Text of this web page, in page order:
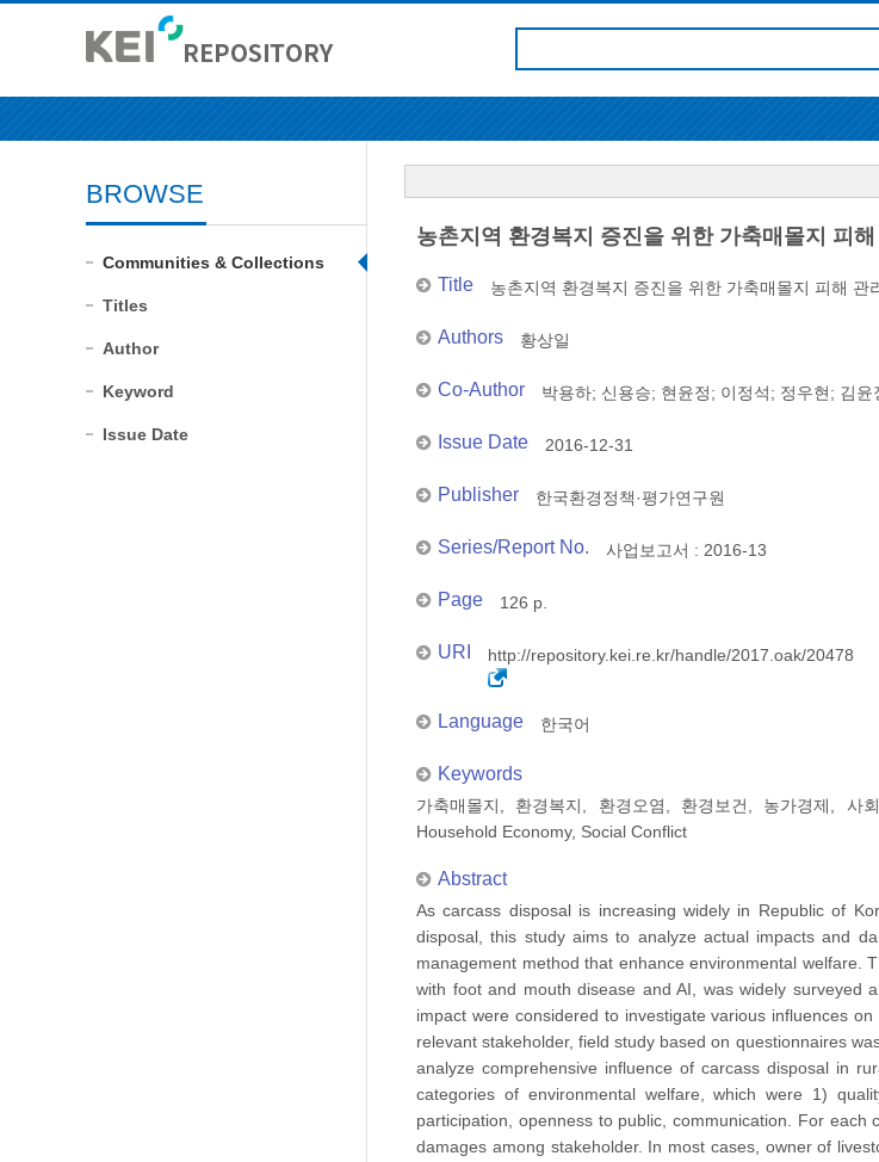
BROWSE
Communities & Collections
Titles
Author
Keyword
Issue Date
농촌지역 환경복지 증진을 위한 가축매몰지 피
Title 농촌지역 환경복지 증진을 위한 가축매몰지 피해 관
Authors 황상일
Co-Author 박용하; 신용승; 현윤정; 이정석; 정우현; 김윤
Issue Date 2016-12-31
Publisher 한국환경정책·평가연구원
Series/Report No. 사업보고서 : 2016-13
Page 126 p.
URI http://repository.kei.re.kr/handle/2017.oak/20478
Language 한국어
Keywords
가축매몰지, 환경복지, 환경오염, 환경보건, 농가경제,
Household Economy, Social Conflict
Abstract
As carcass disposal is increasing widely in Republic of
disposal, this study aims to analyze actual impacts and
management method that enhance environmental welfare.
with foot and mouth disease and AI, was widely surveyed
impact were considered to investigate various influences
relevant stakeholder, field study based on questionnaires
analyze comprehensive influence of carcass disposal in
categories of environmental welfare, which were 1)
participation, openness to public, communication. For
damages among stakeholder. In most cases, owner of